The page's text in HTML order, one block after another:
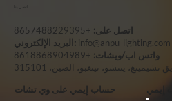
اتصل على: +8657488229395
البريد الإلكتروني: info@anpu-lighting.com
واتس اب/ويشات: +8618868904989
حساب إيمي على وي تشات
إيمي